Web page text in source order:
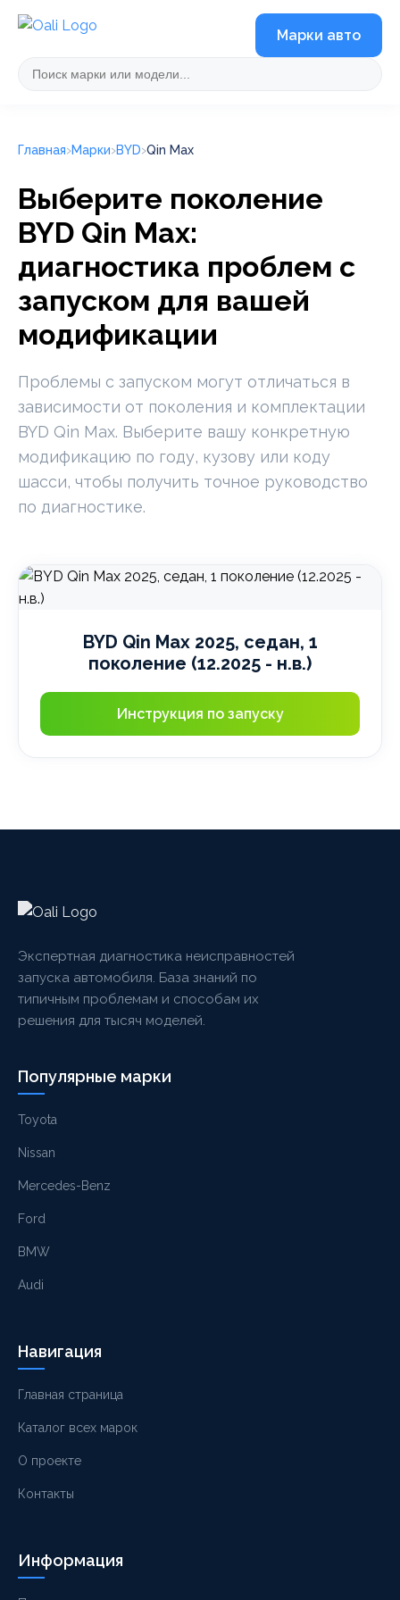
Марки авто
Главная Марки BYD Qin Max
Выберите поколение
BYD Qin Max:
диагностика проблем с
запуском для вашей
модификации
Проблемы с запуском могут отличаться в
зависимости от поколения и комплектации
BYD Qin Max. Выберите вашу конкретную
модификацию по году, кузову или коду
шасси, чтобы получить точное руководство
по диагностике.
BYD Qin Max 2025, седан, 1
поколение (12.2025 - н.в.)
Инструкция по запуску
Экспертная диагностика неисправностей
запуска автомобиля. База знаний по
типичным проблемам и способам их
решения для тысяч моделей.
Популярные марки
Toyota
Nissan
Mercedes-Benz
Ford
BMW
Audi
Навигация
Главная страница
Каталог всех марок
О проекте
Контакты
Информация